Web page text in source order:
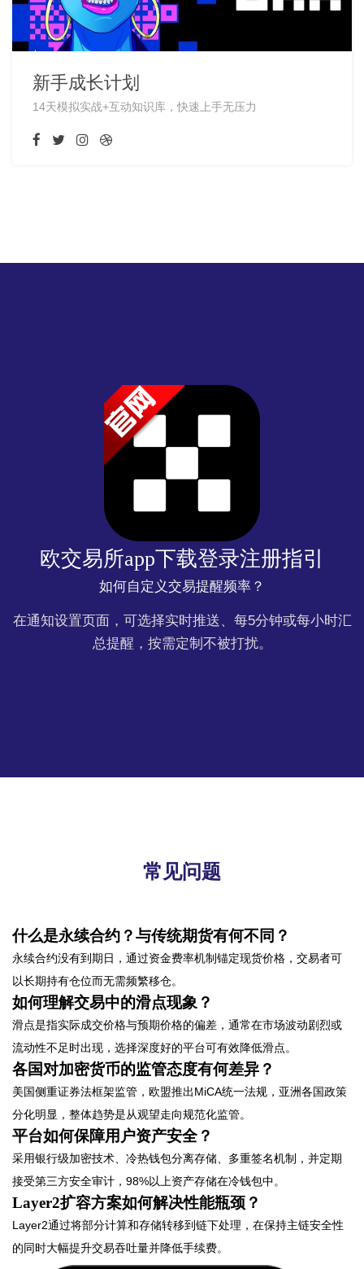
新手成长计划
14天模拟实战+互动知识库，快速上手无压力
欧交易所app下载登录注册指引
如何自定义交易提醒频率？
在通知设置页面，可选择实时推送、每5分钟或每小时汇
总提醒，按需定制不被打扰。
常见问题
什么是永续合约？与传统期货有何不同？
永续合约没有到期日，通过资金费率机制锚定现货价格，交易者可
以长期持有仓位而无需频繁移仓。
如何理解交易中的滑点现象？
滑点是指实际成交价格与预期价格的偏差，通常在市场波动剧烈或
流动性不足时出现，选择深度好的平台可有效降低滑点。
各国对加密货币的监管态度有何差异？
美国侧重证券法框架监管，欧盟推出MiCA统一法规，亚洲各国政策
分化明显，整体趋势是从观望走向规范化监管。
平台如何保障用户资产安全？
采用银行级加密技术、冷热钱包分离存储、多重签名机制，并定期
接受第三方安全审计，98%以上资产存储在冷钱包中。
Layer2扩容方案如何解决性能瓶颈？
Layer2通过将部分计算和存储转移到链下处理，在保持主链安全性
的同时大幅提升交易吞吐量并降低手续费。